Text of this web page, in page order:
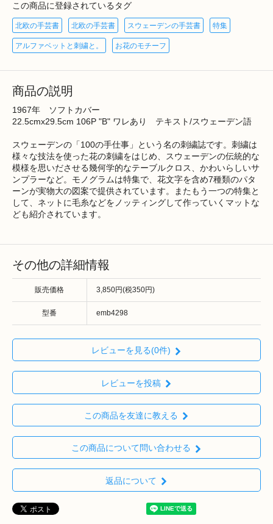
この商品に登録されているタグ
北欧の手芸書 北欧の手芸書 スウェーデンの手芸書 特集
アルファベットと刺繍と。 お花のモチーフ
商品の説明
1967年 ソフトカバー
22.5cmx29.5cm 106P "B" ワレあり テキスト/スウェーデン語
スウェーデンの「100の手仕事」という名の刺繍誌です。刺繍は
様々な技法を使った花の刺繍をはじめ、スウェーデンの伝統的な
模様を思いださせる幾何学的なテーブルクロス、かわいらしいサ
ンプラーなど。モノグラムは特集で、花文字を含め7種類のパタ
ーンが実物大の図案で提供されています。またもう一つの特集と
して、ネットに毛糸などをノッティングして作っていくマットな
ども紹介されています。
その他の詳細情報
販売価格 3,850円(税350円)
型番 emb4298
レビューを見る(0件)
レビューを投稿
この商品を友達に教える
この商品について問い合わせる
返品について